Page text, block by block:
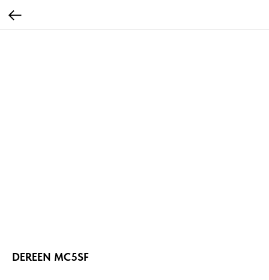
DEREEN MC5SF